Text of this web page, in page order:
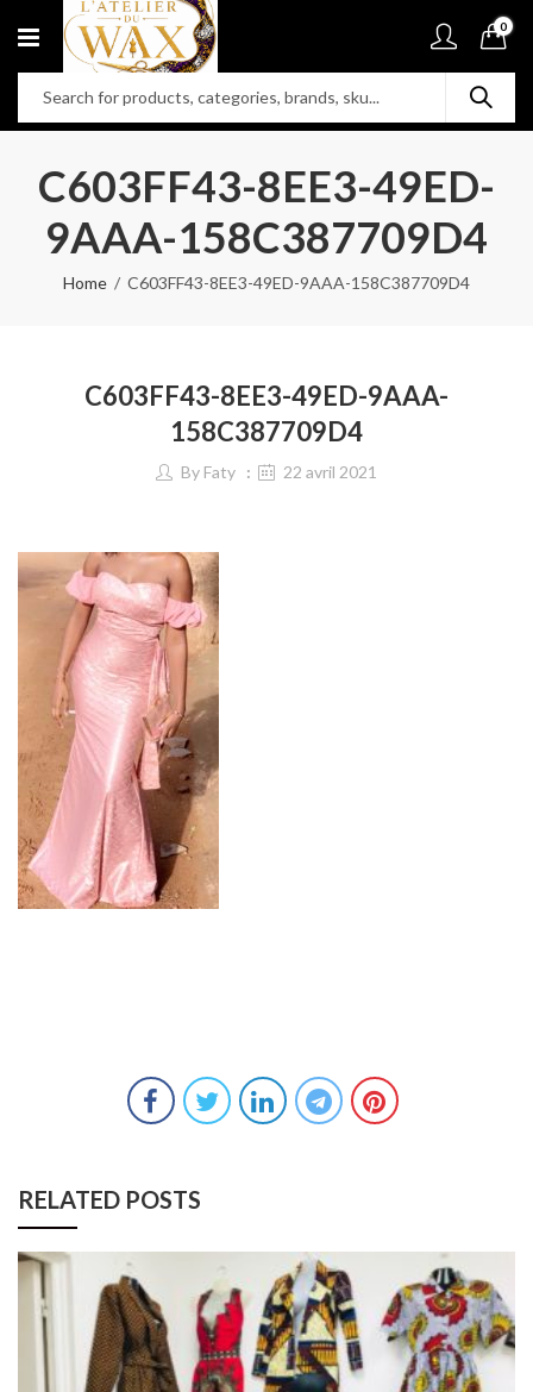
0
C603FF43-8EE3-49ED-
9AAA-158C387709D4
Home C603FF43-8EE3-49ED-9AAA-158C387709D4
C603FF43-8EE3-49ED-9AAA-
158C387709D4
By Faty 22 avril 2021
RELATED POSTS